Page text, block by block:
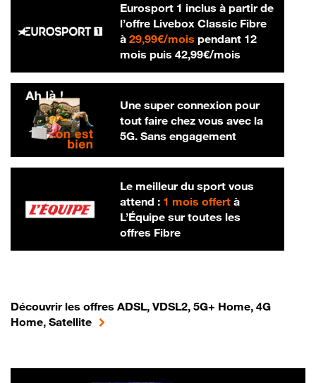
Eurosport 1 inclus à partir de
l’offre Livebox Classic Fibre
à 29,99€/mois29,99 € par mois
pendant 12
mois puis 42,99€/mois42,99 € par
Une super connexion pour
tout faire chez vous avec la
5G. Sans engagement
Le meilleur du sport vous
attend : 1 mois offertà
L’Équipe sur toutes les
offres Fibre
Découvrir les offres ADSL, VDSL2, 5G+ Home, 4G
Home, Satellite